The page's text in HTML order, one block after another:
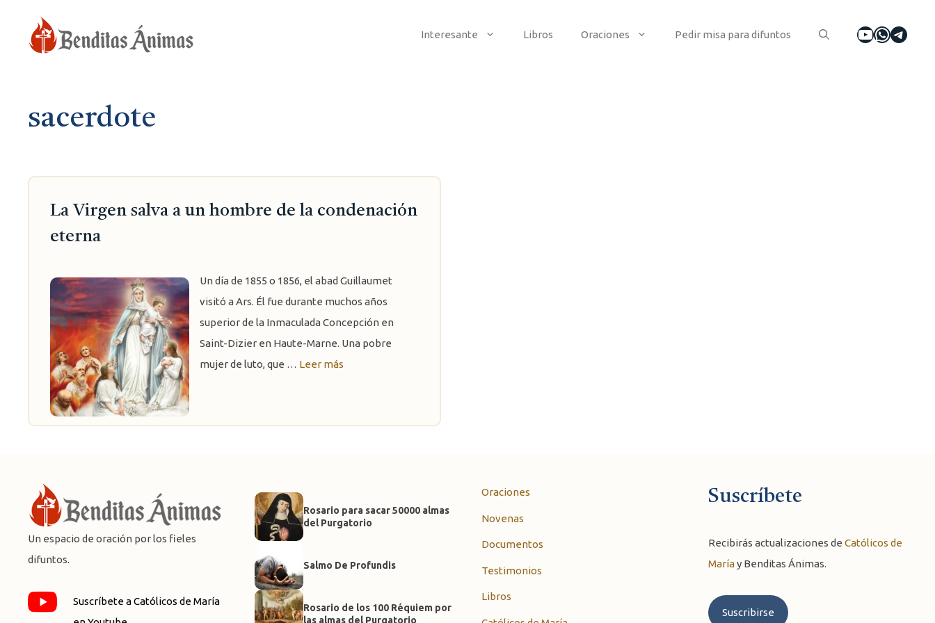
Interesante Libros Oraciones Pedir misa para difuntos YouTube
sacerdote
La Virgen salva a un hombre de la condenación
eterna
Un día de 1855 o 1856, el abad Guillaumet
visitó a Ars. Él fue durante muchos años
superior de la Inmaculada Concepción en
Saint-Dizier en Haute-Marne. Una pobre
mujer de luto, que … Leer más
Un espacio de oración por los fieles
difuntos.
Suscríbete a Católicos de María
Rosario para sacar 50000 almas
del Purgatorio
Salmo De Profundis
Rosario de los 100 Réquiem por
las almas del Purgatorio
Oraciones
Novenas
Documentos
Testimonios
Libros
Suscríbete
Recibirás actualizaciones de Católicos de
Maríay Benditas Ánimas.
Suscribirse